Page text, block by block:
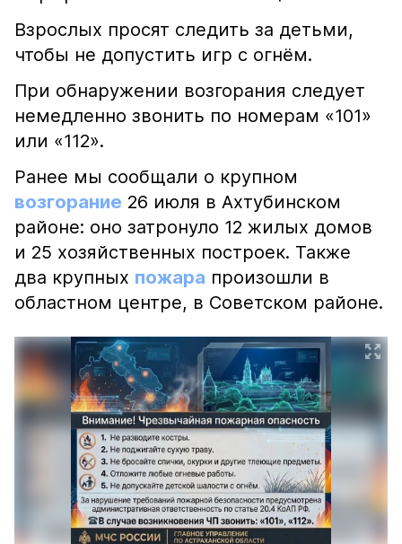
Взрослых просят следить за детьми,
чтобы не допустить игр с огнём.
При обнаружении возгорания следует
немедленно звонить по номерам «101»
или «112».
Ранее мы сообщали о крупном
возгорание 26 июля в Ахтубинском
районе: оно затронуло 12 жилых домов
и 25 хозяйственных построек. Также
два крупных пожара произошли в
областном центре, в Советском районе.